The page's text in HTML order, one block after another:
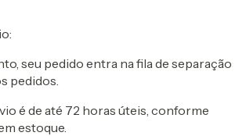
seu pedido entra na fila de separação
pedidos.
é de até 72 horas úteis, conforme
estoque.